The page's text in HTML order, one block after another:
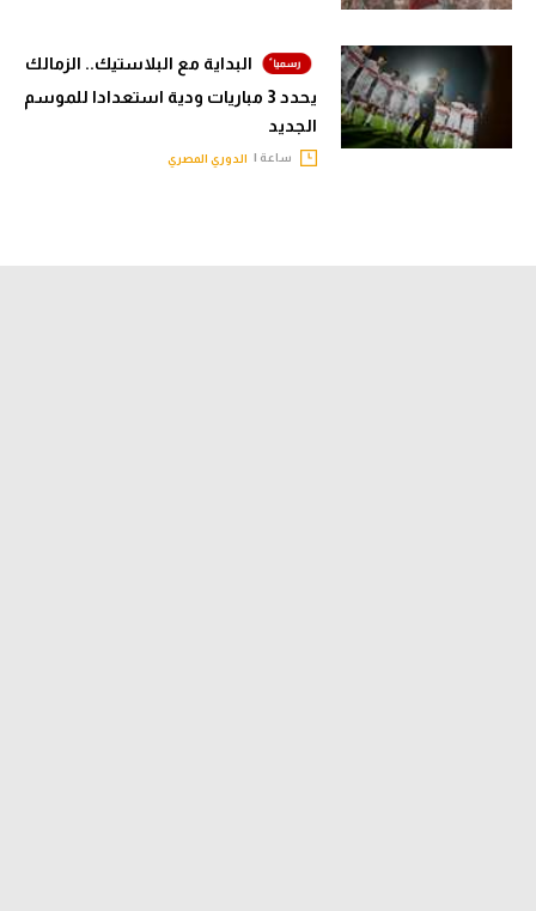
البداية مع البلاستيك.. الزمالك
يحدد 3 مباريات ودية استعدادا للموسم
الجديد
ساعة | الدوري المصري